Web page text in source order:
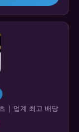
| 업계 최고 배당